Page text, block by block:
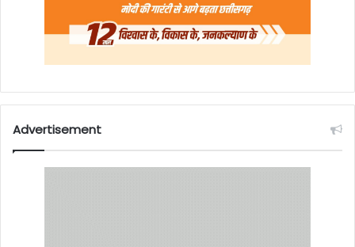
Advertisement